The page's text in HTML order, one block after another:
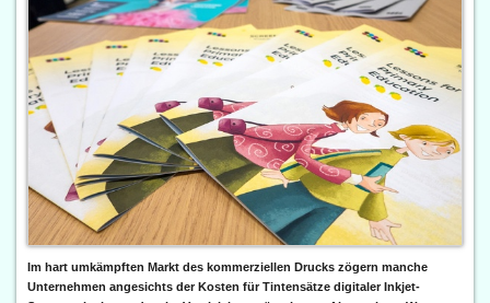
Im hart umkämpften Markt des kommerziellen Drucks zögern manche
Unternehmen angesichts der Kosten für Tintensätze digitaler Inkjet-